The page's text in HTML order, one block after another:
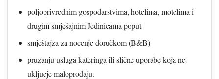
poljoprivrednim gospodarstvima, hotelima, motelima i
drugim smješajnim Jedinicama poput
smještajza za nocenje doručkom (B&B)
pruzanju usluga kateringa ili slične uporabe koja ne
ukljucje maloprodaju.